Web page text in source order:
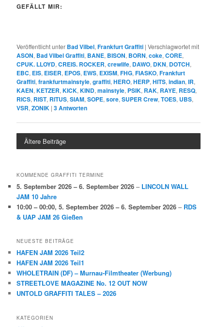
GEFÄLLT MIR:
Veröffentlicht unter Bad Vilbel,Frankfurt Graffiti |Verschlagwortet mit
ASON, Bad Vilbel Graffiti, BANE, BISON, BORN,coke,CORE,
CPUK. LLOYD,CREIS. ROCKER,crewlife, DAWO, DKN, DOTCH,
EBC, EIS, EISER, EPOS, EWS, EXISM,FHG,FIASKO,Frankfurt
Graffiti,frankfurtmainstyle,graffiti,HERO,HERP,HITS,indian,IR,
KAEN,KETZER,KICK,KIND,mainstyle, PSIK, RAK, RAYE, RESQ,
RICS, RIST, RITUS,SIAM,SOPE,sore,SUPER Crew,TOES, UBS,
VSR,ZONIK |3Antworten
Ältere Beiträge
KOMMENDE GRAFFITI TERMINE
5. September 2026 – 6. September 2026 – LINCOLN WALL
JAM 10 Jahre
10:00 – 00:00,5. September 2026 – 6. September 2026 – RDS
& UAP JAM 26 Gießen
NEUESTE BEITRÄGE
HAFEN JAM 2026 Teil2
HAFEN JAM 2026 Teil1
WHOLETRAIN (DF) – Murnau-Filmtheater (Werbung)
STREETLOVE MAGAZINE No. 12 OUT NOW
UNTOLD GRAFFITI TALES – 2026
KATEGORIEN